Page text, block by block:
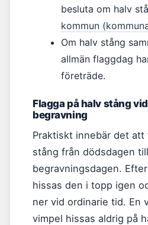
besluta om halv
kommun
Om halv stång
allmän flaggdag
företräde.
Flagga på halv stång
begravning
Praktiskt innebär det att
stång från dödsdagen
begravningsdagen.
hissas den i topp igen
ner vid ordinarie tid. En
vimpel hissas aldrig på